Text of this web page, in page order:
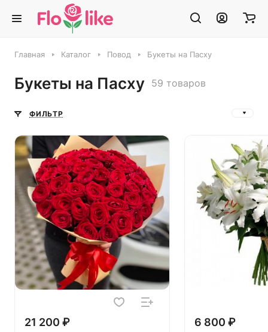
Главная Каталог Повод Букеты на Пасху
Букеты на Пасху 59 товаров
ФИЛЬТР
21 200 ₽ 6 800 ₽